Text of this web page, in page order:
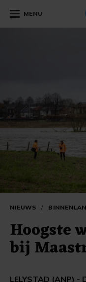
MENU
NIEUWS /
Hoogste
bij
LELYSTAD (ANP)